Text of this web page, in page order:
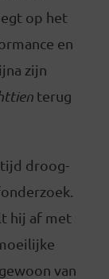
op het
en
zijn
terug
droog-
hij af met
van